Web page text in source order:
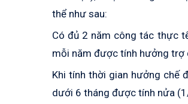
thể như sau:
Có đủ 2 năm công tác thực
mỗi năm được tính hưởng trợ
Khi tính thời gian hưởng
dưới 6 tháng được tính nửa